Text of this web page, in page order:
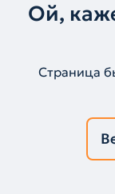
Ой,
Страница